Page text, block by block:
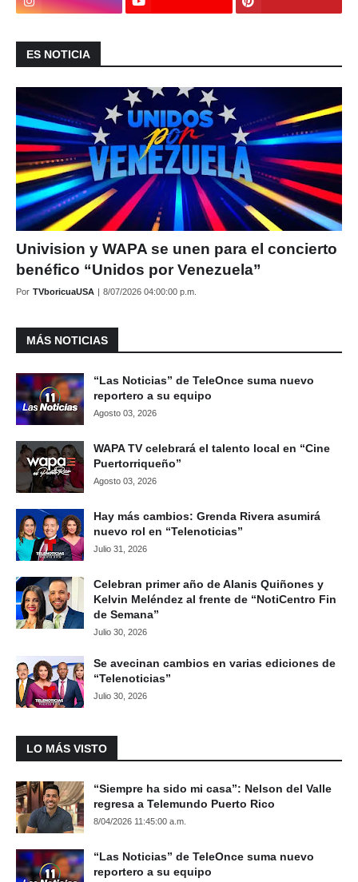
ES NOTICIA
Univision y WAPA se unen para el concierto
benéfico “Unidos por Venezuela”
Por TVboricuaUSA | 8/07/2026 04:00:00 p.m.
MÁS NOTICIAS
“Las Noticias” de TeleOnce suma nuevo
reportero a su equipo
Agosto 03, 2026
WAPA TV celebrará el talento local en “Cine
Puertorriqueño”
Agosto 03, 2026
Hay más cambios: Grenda Rivera asumirá
nuevo rol en “Telenoticias”
Julio 31, 2026
Celebran primer año de Alanis Quiñones y
Kelvin Meléndez al frente de “NotiCentro Fin
de Semana”
Julio 30, 2026
Se avecinan cambios en varias ediciones de
“Telenoticias”
Julio 30, 2026
LO MÁS VISTO
“Siempre ha sido mi casa”: Nelson del Valle
regresa a Telemundo Puerto Rico
8/04/2026 11:45:00 a.m.
“Las Noticias” de TeleOnce suma nuevo
reportero a su equipo